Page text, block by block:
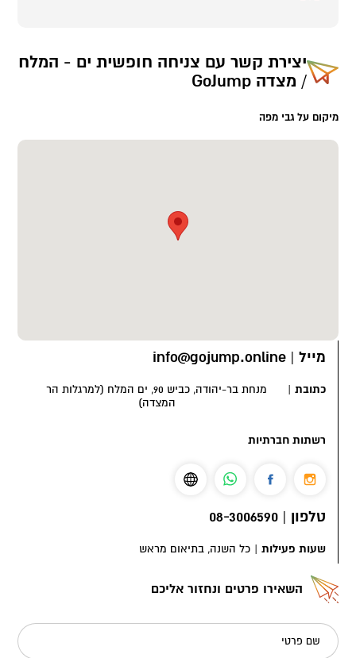
יצירת קשר עם צניחה חופשית ים - המלח
/ מצדה GoJump
מיקום על גבי מפה
מייל |
info@gojump.online
כתובת |
מנחת בר-יהודה, כביש 90, ים המלח (למרגלות הר
המצדה)
רשתות חברתיות
טלפון |
08-3006590
שעות פעילות | כל השנה, בתיאום מראש
השאירו פרטים ונחזור אליכם
שם פרטי